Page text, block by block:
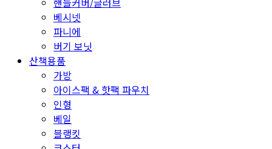
베시넷
파니에
버기 보닛
산책용품
가방
아이스팩 & 핫팩 파우치
인형
베일
블랭킷